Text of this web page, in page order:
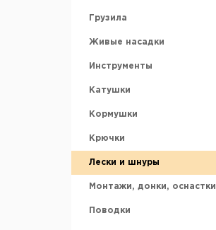
Охотничьи лыжи
Аксессуары для зимней
рыбалки
Грузила
Живые насадки
Инструменты
Катушки
Кормушки
Крючки
Лески и шнуры
Монтажи, донки, оснастки
Поводки